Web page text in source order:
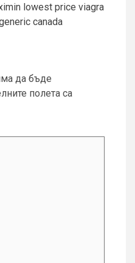
lowest price viagra
canada
да бъде
полета са